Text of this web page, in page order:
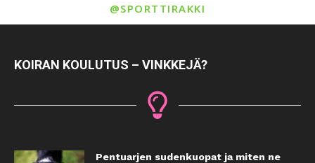
@SPORTTIRAKKI
KOIRAN KOULUTUS – VINKKEJÄ?
Pentuarjen sudenkuopat ja miten ne